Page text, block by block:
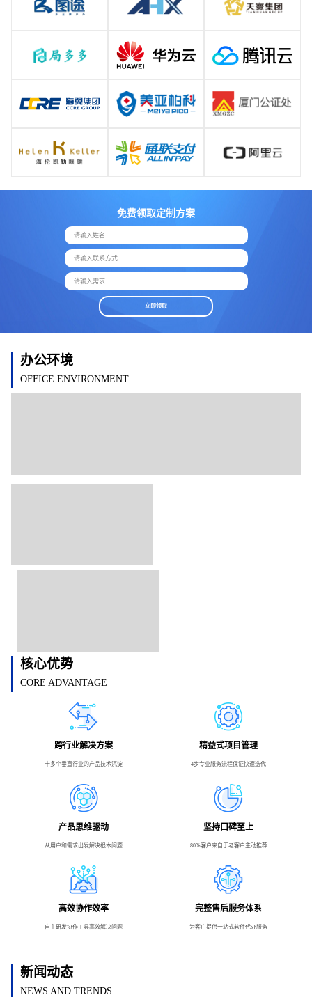
免费领取定制方案
请输入姓名
请输入联系方式
请输入需求
立即领取
办公环境
OFFICE ENVIRONMENT
核心优势
CORE ADVANTAGE
跨行业解决方案
十多个垂直行业的产品技术沉淀
精益式项目管理
4步专业服务流程保证快速迭代
产品思维驱动
从用户和需求出发解决根本问题
坚持口碑至上
80%客户来自于老客户主动推荐
高效协作效率
自主研发协作工具高效解决问题
完整售后服务体系
为客户提供一站式软件代办服务
新闻动态
NEWS AND TRENDS